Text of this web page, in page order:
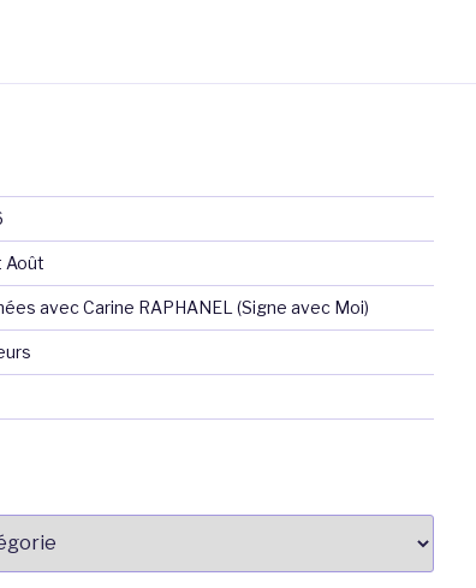
Août
avec Carine RAPHANEL (Signe avec Moi)